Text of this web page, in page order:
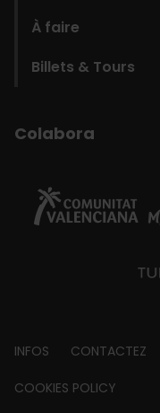
À faire
Billets & Tours
Colabora
Footer
about
INFOS CONTACTEZ
COOKIES POLICY